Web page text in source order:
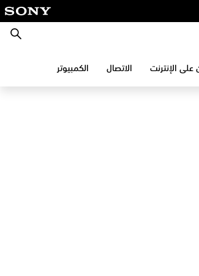
بحث
على الإنترنت الاتصال الكمبيوتر